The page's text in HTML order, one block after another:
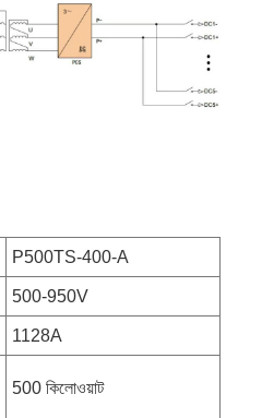
P500TS-400-A
500-950V
1128A
500 কিলোওয়াট